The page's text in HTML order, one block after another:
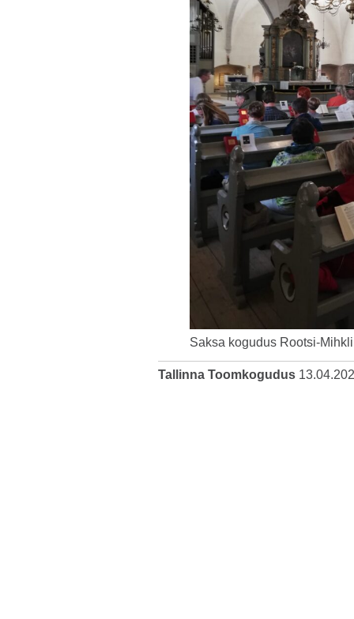
Saksa kogudus Rootsi-
Tallinna Toomkogudus